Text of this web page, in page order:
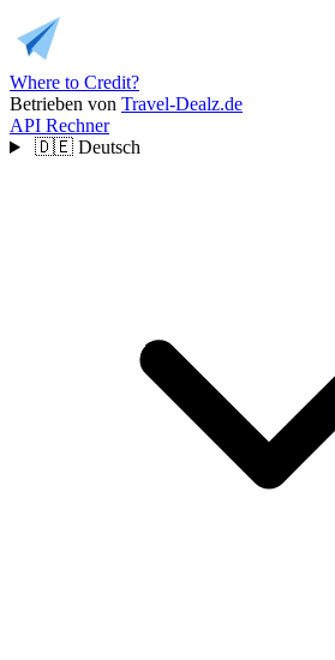
Where to Credit?
Betrieben von Travel-Dealz.de
API Rechner
🇩🇪 Deutsch